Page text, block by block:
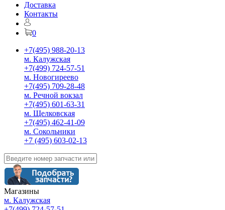
Доставка
Контакты
0
+7(495) 988-20-13
м. Калужская
+7(499) 724-57-51
м. Новогиреево
+7(495) 709-28-48
м. Речной вокзал
+7(495) 601-63-31
м. Щелковская
+7(495) 462-41-09
м. Сокольники
+7 (495) 603-02-13
Магазины
м. Калужская